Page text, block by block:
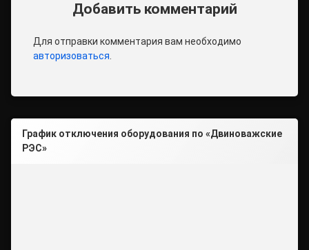
Добавить комментарий
Для отправки комментария вам необходимо
авторизоваться
График отключения оборудования по «Двиноважские
РЭС»